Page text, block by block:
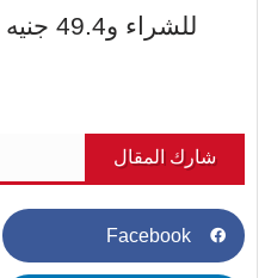
للشراء و49.4 جنيه للبيع.
شارك المقال
Facebook